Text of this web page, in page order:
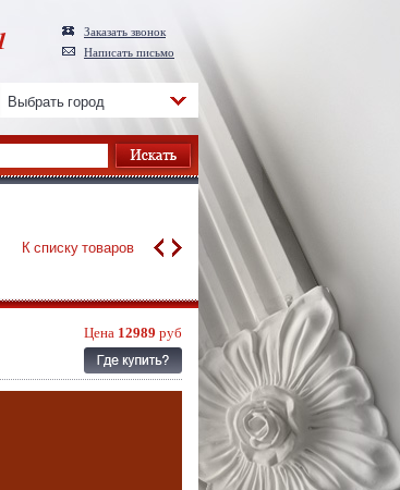
Заказать звонок
Написать письмо
Выбрать город
К списку товаров
Цена 12989 руб